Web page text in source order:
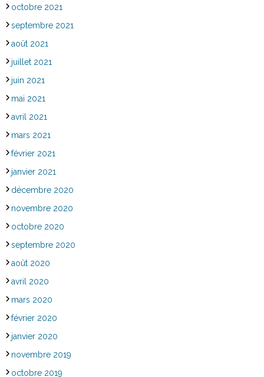
octobre 2021
septembre 2021
août 2021
juillet 2021
juin 2021
mai 2021
avril 2021
mars 2021
février 2021
janvier 2021
décembre 2020
novembre 2020
octobre 2020
septembre 2020
août 2020
avril 2020
mars 2020
février 2020
janvier 2020
novembre 2019
octobre 2019